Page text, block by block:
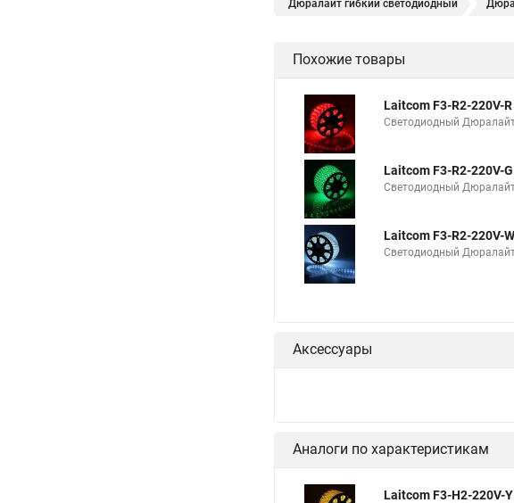
Дюралайт гибкий светодиодный
Дюралайты купить
Дюралайта купить
Круглый дюралайт светодиодный
Контроллеры на дюралайт
Трубка дюралайт Дюралайт не
Дюралайт 100м
Дюралайт светодиодный лента Ленты
Led дюралайт
Светодиодный дюралайт лента
Похожие товары
Laitcom F3-R2-220V-
Светодиодный
Laitcom F3-R2-
Светодиодный Дюралайт
Laitcom F3-R2-220V-
Светодиодный
Аксессуары
Аналоги по характеристикам
Laitcom F3-H2-